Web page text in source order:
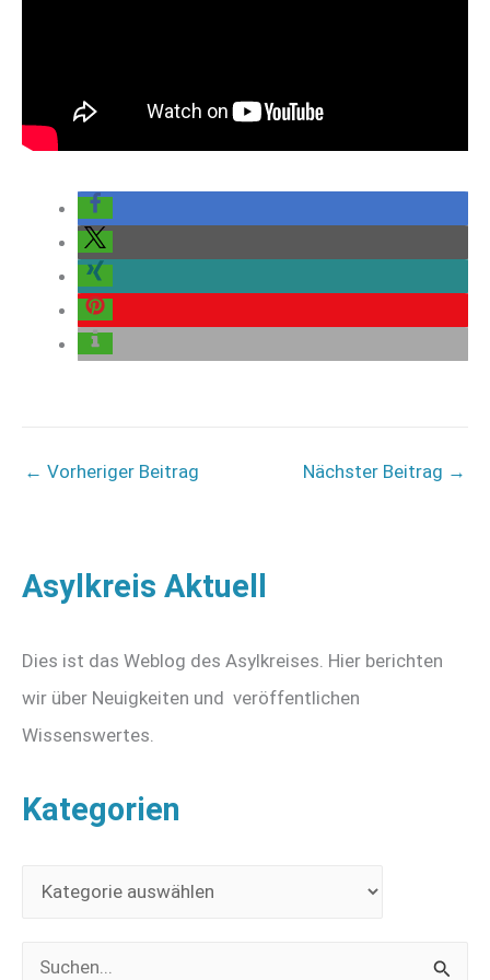
← Vorheriger Beitrag Nächster Beitrag →
Asylkreis Aktuell
Dies ist das Weblog des Asylkreises. Hier berichten
wir über Neuigkeiten und veröffentlichen
Wissenswertes.
Kategorien